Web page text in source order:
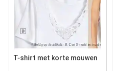
T-shirt met korte mouwen